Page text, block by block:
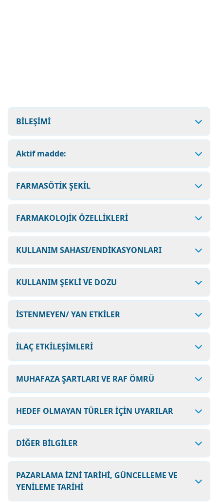
BİLEŞİMİ
Aktif madde:
FARMASÖTİK ŞEKİL
FARMAKOLOJİK ÖZELLİKLERİ
KULLANIM SAHASI/ENDİKASYONLARI
KULLANIM ŞEKLİ VE DOZU
İSTENMEYEN/ YAN ETKİLER
İLAÇ ETKİLEŞİMLERİ
MUHAFAZA ŞARTLARI VE RAF ÖMRÜ
HEDEF OLMAYAN TÜRLER İÇİN UYARILAR
DİĞER BİLGİLER
PAZARLAMA İZNİ TARİHİ, GÜNCELLEME VE
YENİLEME TARİHİ